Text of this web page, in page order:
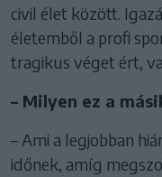
civil élet között.
életemből a profi
tragikus véget ért,
– Milyen ez a
– Ami a legjobban
időnek, amíg